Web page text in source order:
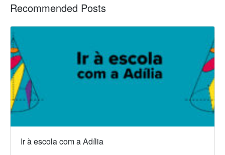
Recommended Posts
Ir à escola com a Adília